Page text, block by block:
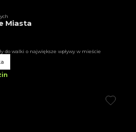
Miasta
do walki o największe wpływy w mieście